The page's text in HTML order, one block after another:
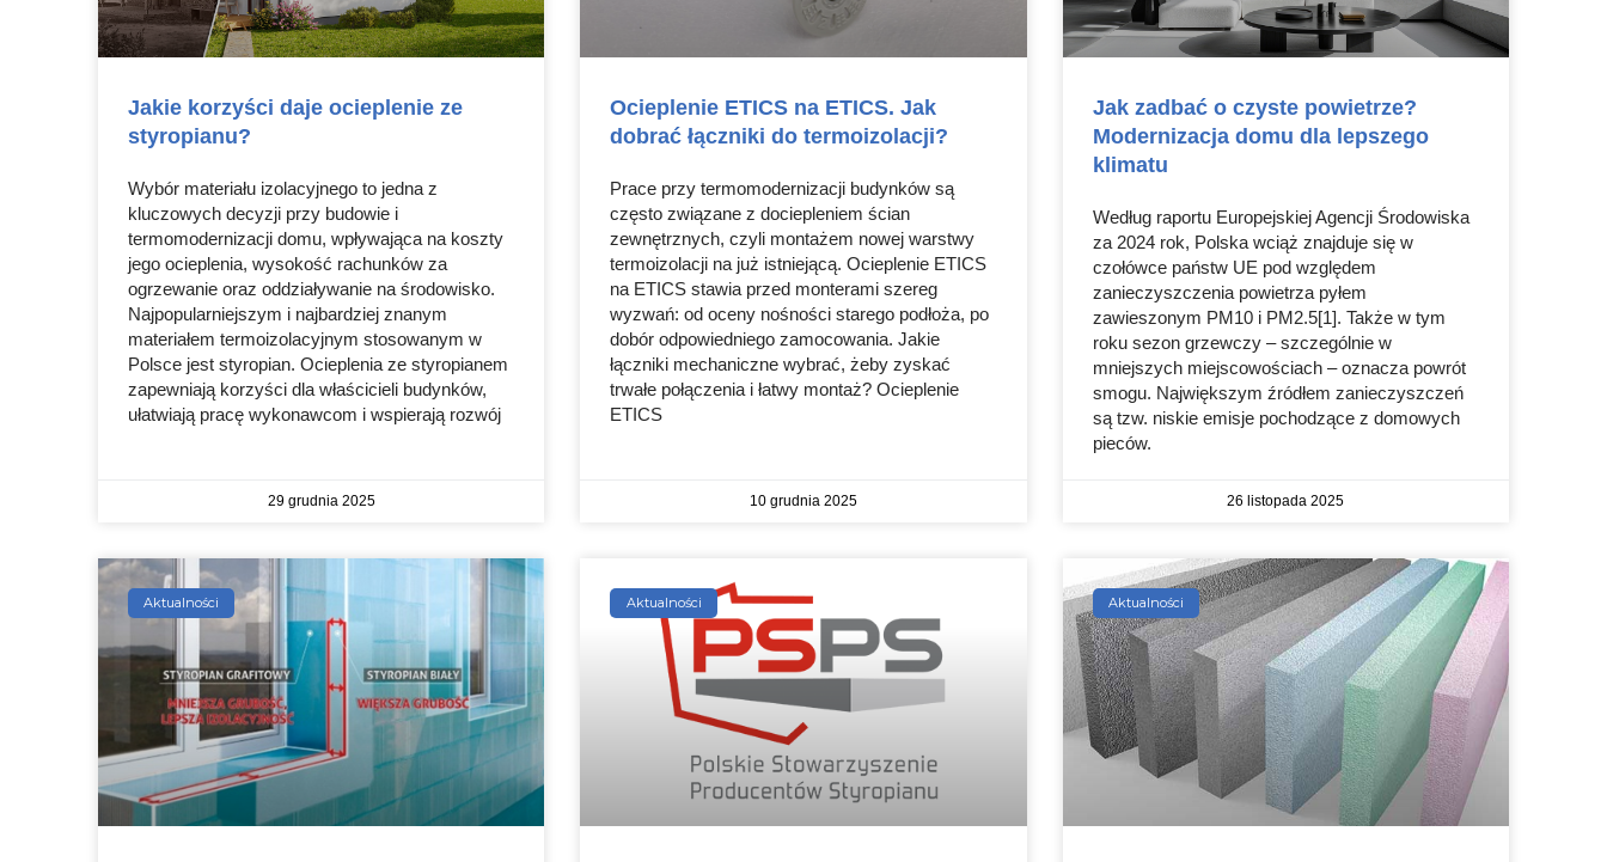
Jakie korzyści daje ocieplenie ze
styropianu?
Wybór materiału izolacyjnego to jedna z
kluczowych decyzji przy budowie i
termomodernizacji domu, wpływająca na koszty
jego ocieplenia, wysokość rachunków za
ogrzewanie oraz oddziaływanie na środowisko.
Najpopularniejszym i najbardziej znanym
materiałem termoizolacyjnym stosowanym w
Polsce jest styropian. Ocieplenia ze styropianem
zapewniają korzyści dla właścicieli budynków,
ułatwiają pracę wykonawcom i wspierają rozwój
29 grudnia 2025
Ocieplenie ETICS na ETICS. Jak
dobrać łączniki do termoizolacji?
Prace przy termomodernizacji budynków są
często związane z dociepleniem ścian
zewnętrznych, czyli montażem nowej warstwy
termoizolacji na już istniejącą. Ocieplenie ETICS
na ETICS stawia przed monterami szereg
wyzwań: od oceny nośności starego podłoża, po
dobór odpowiedniego zamocowania. Jakie
łączniki mechaniczne wybrać, żeby zyskać
trwałe połączenia i łatwy montaż? Ocieplenie
ETICS
10 grudnia 2025
Jak zadbać o czyste powietrze?
Modernizacja domu dla lepszego
klimatu
Według raportu Europejskiej Agencji Środowiska
za 2024 rok, Polska wciąż znajduje się w
czołówce państw UE pod względem
zanieczyszczenia powietrza pyłem
zawieszonym PM10 i PM2.5[1]. Także w tym
roku sezon grzewczy – szczególnie w
mniejszych miejscowościach – oznacza powrót
smogu. Największym źródłem zanieczyszczeń
są tzw. niskie emisje pochodzące z domowych
pieców.
26 listopada 2025
Aktualności Aktualności Aktualności